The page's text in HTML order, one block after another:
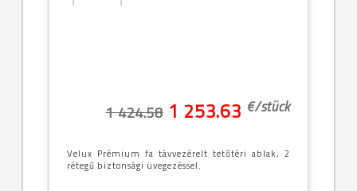
1 424.58 1 253.63 €/stück
Velux Prémium fa távvezérelt tetőtéri ablak, 2
rétegű biztonsági üvegezéssel.